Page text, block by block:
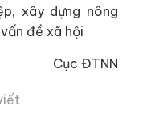
xây dựng nông
đề xã hội
Cục ĐTNN